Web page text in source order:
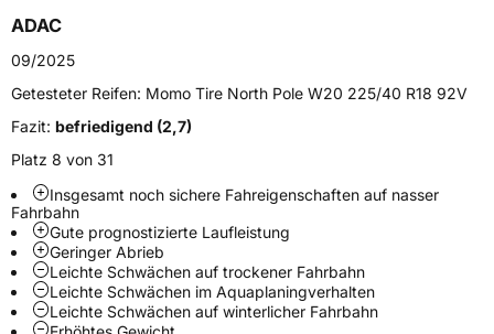
Fahrzeugtyp
Verwendung
Modellname North Pole W20
FahrzeugartPKW & SUV
Weitere Eigenschaften
SchlauchtypTL
ZustandNeureifen
ADAC
09/2025
Getesteter Reifen: Momo Tire North Pole W20 225/40 R18 92V
Fazit: befriedigend (2,7)
Platz 8 von 31
Insgesamt noch sichere Fahreigenschaften auf nasser
Fahrbahn
Gute prognostizierte Laufleistung
Geringer Abrieb
Leichte Schwächen auf trockener Fahrbahn
Leichte Schwächen im Aquaplaningverhalten
Leichte Schwächen auf winterlicher Fahrbahn